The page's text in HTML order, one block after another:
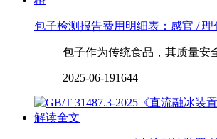
包子检测报告费用明细表：感官 / 理
包子作为传统食品，其质量安
2025-06-191644